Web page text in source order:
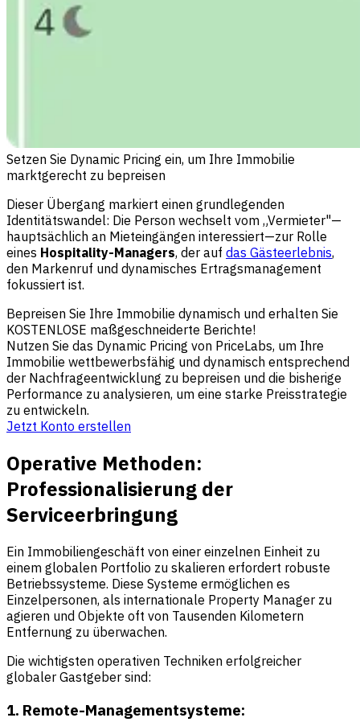
Setzen Sie Dynamic Pricing ein, um Ihre Immobilie
marktgerecht zu bepreisen
Dieser Übergang markiert einen grundlegenden
Identitätswandel: Die Person wechselt vom „Vermieter"—
hauptsächlich an Mieteingängen interessiert—zur Rolle
eines Hospitality-Managers, der auf das Gästeerlebnis,
den Markenruf und dynamisches Ertragsmanagement
fokussiert ist.
Bepreisen Sie Ihre Immobilie dynamisch und erhalten Sie
KOSTENLOSE maßgeschneiderte Berichte!
Nutzen Sie das Dynamic Pricing von PriceLabs, um Ihre
Immobilie wettbewerbsfähig und dynamisch entsprechend
der Nachfrageentwicklung zu bepreisen und die bisherige
Performance zu analysieren, um eine starke Preisstrategie
zu entwickeln.
Jetzt Konto erstellen
Operative Methoden:
Professionalisierung der
Serviceerbringung
Ein Immobiliengeschäft von einer einzelnen Einheit zu
einem globalen Portfolio zu skalieren erfordert robuste
Betriebssysteme. Diese Systeme ermöglichen es
Einzelpersonen, als internationale Property Manager zu
agieren und Objekte oft von Tausenden Kilometern
Entfernung zu überwachen.
Die wichtigsten operativen Techniken erfolgreicher
globaler Gastgeber sind:
1. Remote-Managementsysteme: